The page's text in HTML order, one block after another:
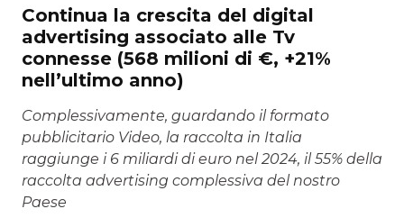
Continua la crescita del digital
advertising associato alle Tv
connesse (568 milioni di €, +21%
nell’ultimo anno)
Complessivamente, guardando il formato
pubblicitario Video, la raccolta in Italia
raggiunge i 6 miliardi di euro nel 2024, il 55% della
raccolta advertising complessiva del nostro
Paese